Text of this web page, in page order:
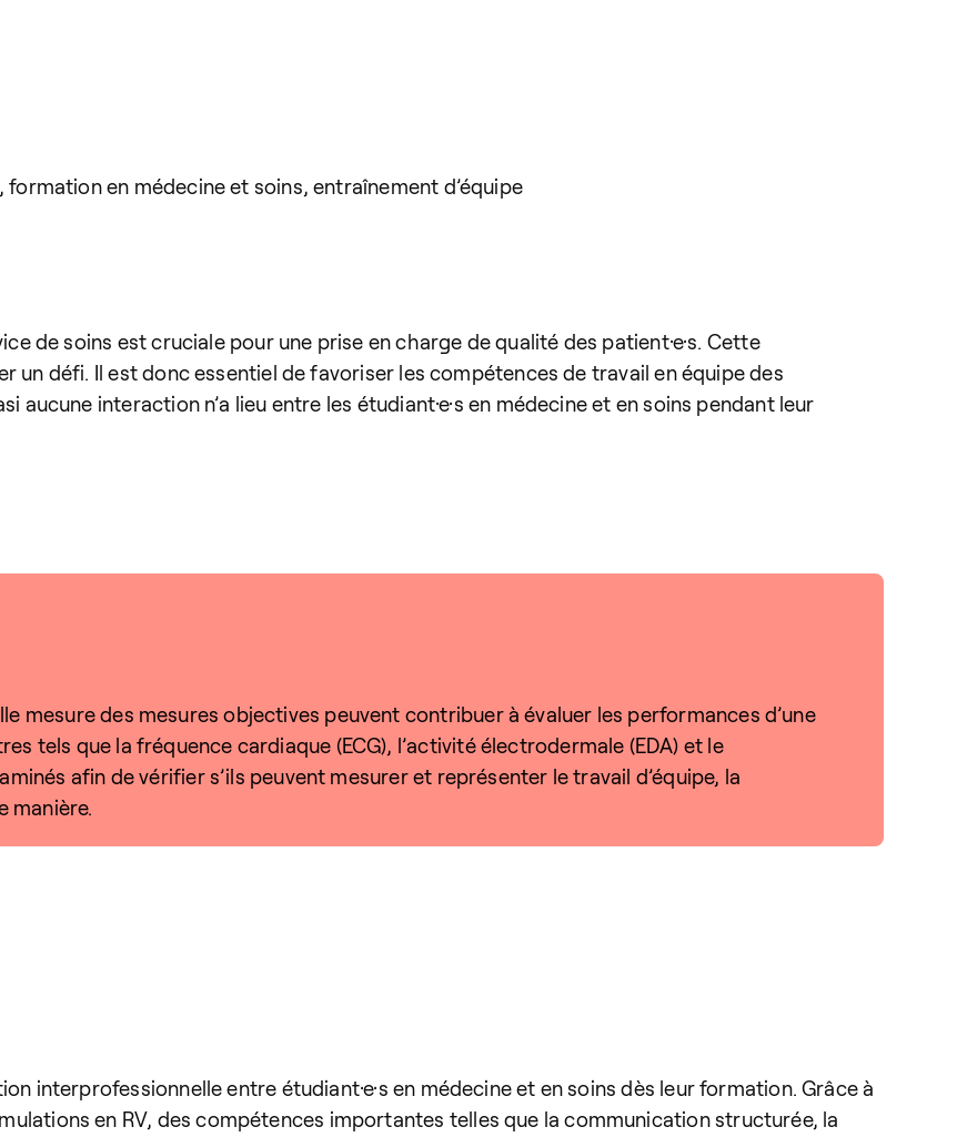
en médecine et soins, entraînement d’équipe
de soins est cruciale pour une prise en charge de qualité des patient·e·s. Cette
défi. Il est donc essentiel de favoriser les compétences de travail en équipe des
aucune interaction n’a lieu entre les étudiant·e·s en médecine et en soins pendant leur
mesure des mesures objectives peuvent contribuer à évaluer les performances d’une
tels que la fréquence cardiaque (ECG), l’activité électrodermale (EDA) et le
afin de vérifier s’ils peuvent mesurer et représenter le travail d’équipe, la
manière.
interprofessionnelle entre étudiant·e·s en médecine et en soins dès leur formation. Grâce à
en RV, des compétences importantes telles que la communication structurée, la